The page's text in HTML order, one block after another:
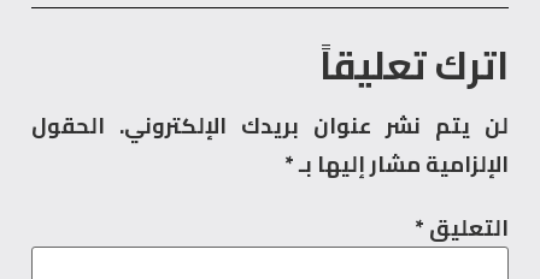
اترك تعليقاً
لن يتم نشر عنوان بريدك الإلكتروني. الحقول
الإلزامية مشار إليها بـ *
التعليق*